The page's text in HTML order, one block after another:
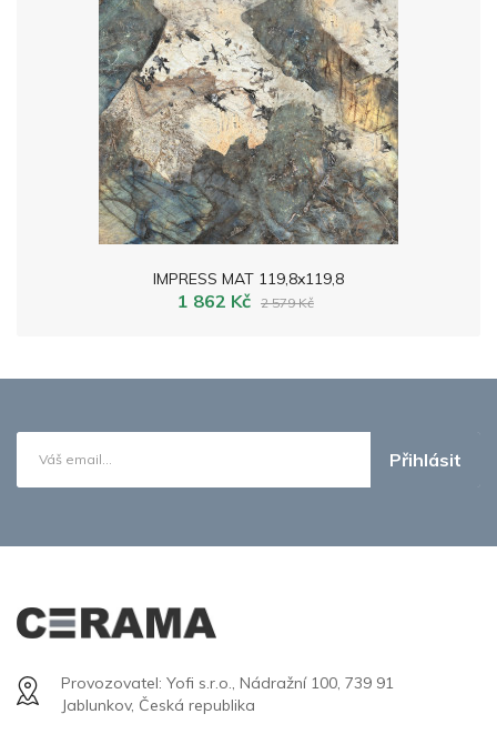
IMPRESS MAT 119,8x119,8
1 862 Kč 2 579 Kč
Přihlásit
Provozovatel: Yofi s.r.o., Nádražní 100, 739 91
Jablunkov, Česká republika